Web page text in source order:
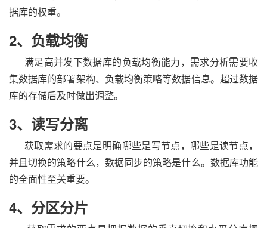
据库的权重。
2、负载均衡
满足高并发下数据库的负载均衡能力，需求分析需要收
集数据库的部署架构、负载均衡策略等数据信息。超过数据
库的存储后及时做出调整。
3、读写分离
获取需求的要点是明确哪些是写节点，哪些是读节点，
并且切换的策略什么，数据同步的策略是什么。数据库功能
的全面性至关重要。
4、分区分片